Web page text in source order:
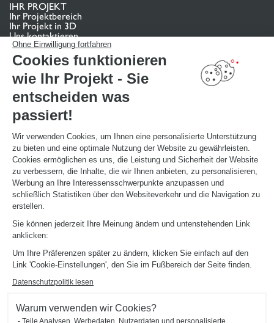
Ohne Einwilligung fortfahren
Cookies funktionieren
wie Ihr Projekt - Sie
entscheiden was
passiert!
Wir verwenden Cookies, um Ihnen eine personalisierte Unterstützung
zu bieten und eine optimale Nutzung der Website zu gewährleisten.
Cookies ermöglichen es uns, die Leistung und Sicherheit der Website
zu verbessern, die Inhalte, die wir Ihnen anbieten, zu personalisieren,
Werbung an Ihre Interessensschwerpunkte anzupassen und
schließlich Statistiken über den Websiteverkehr und die Navigation zu
erstellen.
Sie können jederzeit Ihre Meinung ändern und untenstehenden Link
anklicken:
Um Ihre Präferenzen später zu ändern, klicken Sie einfach auf den
Link 'Cookie-Einstellungen', den Sie im Fußbereich der Seite finden.
Datenschutzpolitik lesen
Warum verwenden wir Cookies?
Teile Analysen, Werbedaten, Nutzerdaten und personalisierte
IHR PROJEKT
Ihr Projektbereich
Ihr Projekt in 3D
Uns kontaktieren
Finden Sie Ihr Studio
TERMIN VEREINBAREN
NÜTZLICHE LINKS
Aktionswochen
Montageanleitung und Pflegeleitfaden
Katalog herunterladen
ÜBER
News aus dem Unternehmen
Karriere - Wir stellen ein
Ein Studio eröffnen
Unsere Studios in Deutschland
Impressum
Cookie-Verwaltung
Datenschutzerklärung